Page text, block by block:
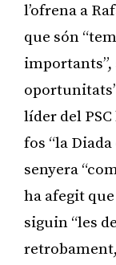
l’ofrena a
que són
líder del
fos “la
senyera
ha afegit
siguin “les